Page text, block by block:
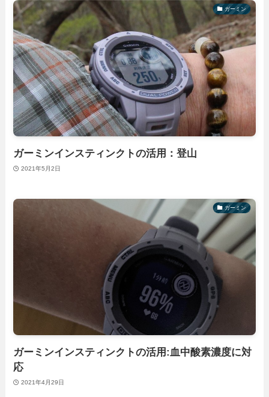
ガーミン
ガーミンインスティンクトの活用：登山
2021年5月2日
ガーミン
ガーミンインスティンクトの活用:血中酸素濃度に対
応
2021年4月29日